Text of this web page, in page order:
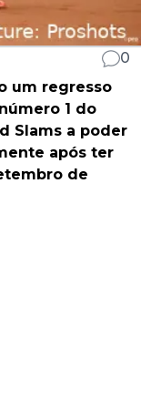
0
um regresso
1 do
Slams a poder
após ter
de